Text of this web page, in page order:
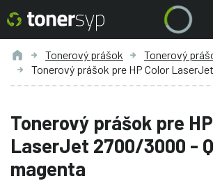
Tonerový prášok
Tonerový
Tonerový prášok pre HP Color LaserJet 2700/
Tonerový prášok pre
LaserJet 2700/3000 -
magenta